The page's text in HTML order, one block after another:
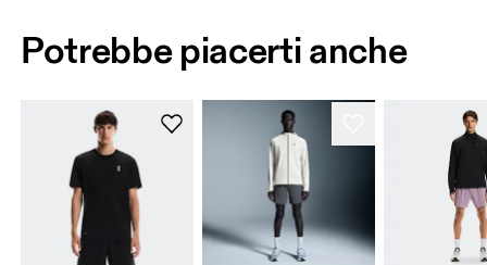
Potrebbe piacerti anche